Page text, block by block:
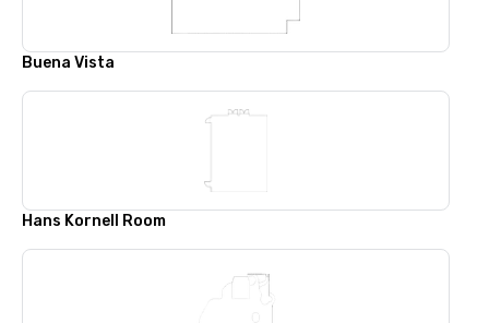
Buena Vista
Hans Kornell Room